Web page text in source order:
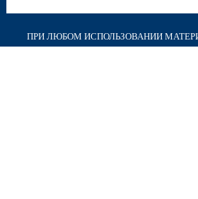
ПРИ ЛЮБОМ ИСПОЛЬЗОВАНИИ